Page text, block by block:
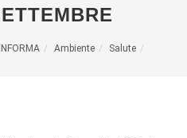
Ambiente Salute